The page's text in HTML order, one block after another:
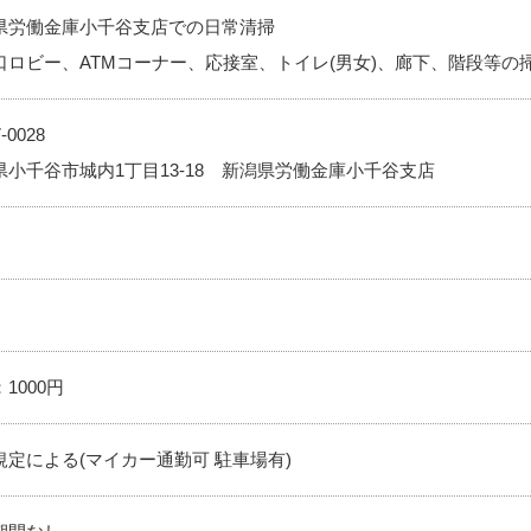
労働金庫小千谷支店での日常清掃
ロビー、ATMコーナー、応接室、トイレ(男女)、廊下、階段等の
0028
小千谷市城内1丁目13-18 新潟県労働金庫小千谷支店
1000円
定による(マイカー通勤可 駐車場有)